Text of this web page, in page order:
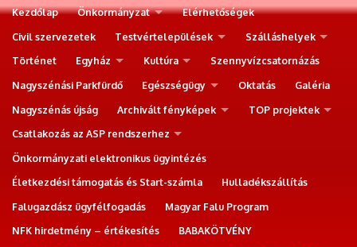
Kezdőlap Önkormányzat
Elérhetőségek
Civil szervezetek
Testvértelepülések
Szálláshelyek
Történet
Egyház Kultúra
Szennyvízcsatornázás
Nagyszénási Parkfürdő
Egészségügy Oktatás
Galéria
Nagyszénás újság
Archivált fényképek
TOP projektek
Csatlakozás az ASP rendszerhez
Önkormányzati elektronikus ügyintézés
Életkezdési támogatás és Start-számla
Hulladékszállítás
Falugazdász ügyfélfogadás
Magyar Falu Program
NFK hirdetmény – értékesítés
BABAKÖTVÉNY